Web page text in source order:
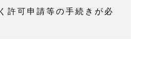
許可申請等の手続きが必